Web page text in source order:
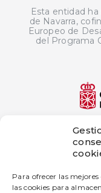
Para ofrecer las
las cookies para
Esta entidad
de Navarra,
Europeo de
del Programa
El
amparo de la
—